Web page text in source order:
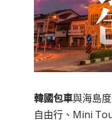
韓國包車與海島
自由行、Mini